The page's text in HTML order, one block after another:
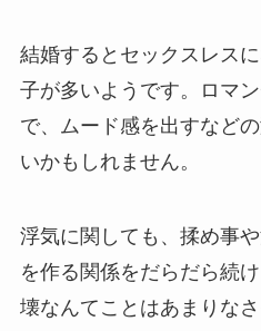
結婚するとセックスレス
子が多いようです。ロマ
で、ムード感を出すなど
いかもしれません。
浮気に関しても、揉め事
を作る関係をだらだら続
壊なんてことはあまりな